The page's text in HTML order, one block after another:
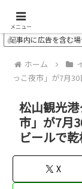
＼ 松山
記事内に広告を含む
ホーム
っこ夜市」が7月
松山観光
市」が7月
ビールで乾
X
メニュー